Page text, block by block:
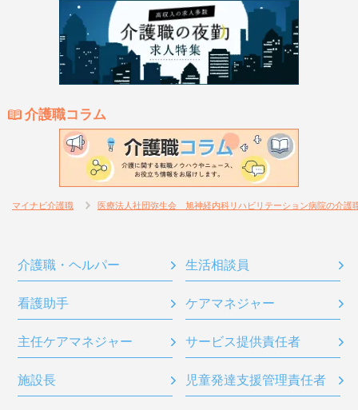
介護職コラム
マイナビ介護職 医療法人社団弥生会 旭神経内科リハビリテーション病院の介護
介護職・ヘルパー 生活相談員
看護助手 ケアマネジャー
主任ケアマネジャー サービス提供責任者
施設長 児童発達支援管理責任者